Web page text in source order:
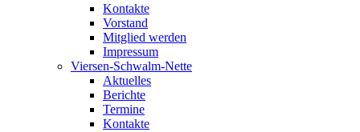
Kontakte
Vorstand
Mitglied werden
Impressum
Viersen-Schwalm-Nette
Aktuelles
Berichte
Termine
Kontakte